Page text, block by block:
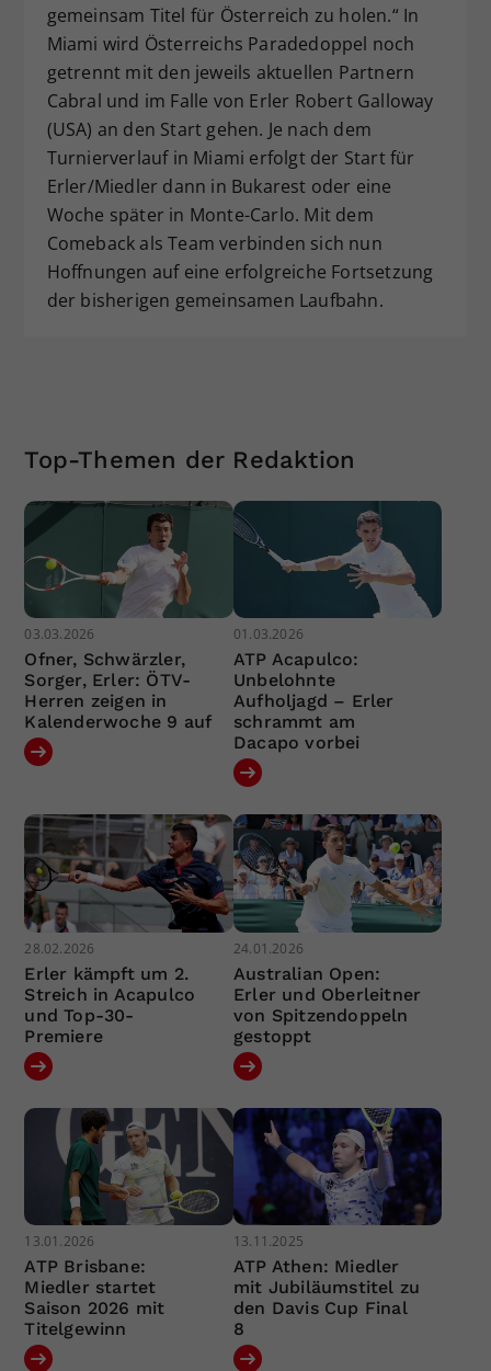
gemeinsam Titel für Österreich zu holen.“ In
Miami wird Österreichs Paradedoppel noch
getrennt mit den jeweils aktuellen Partnern
Cabral und im Falle von Erler Robert Galloway
(USA) an den Start gehen. Je nach dem
Turnierverlauf in Miami erfolgt der Start für
Erler/Miedler dann in Bukarest oder eine
Woche später in Monte-Carlo. Mit dem
Comeback als Team verbinden sich nun
Hoffnungen auf eine erfolgreiche Fortsetzung
der bisherigen gemeinsamen Laufbahn.
Top-Themen der Redaktion
03.03.2026
Ofner, Schwärzler,
Sorger, Erler: ÖTV-
Herren zeigen in
Kalenderwoche 9 auf
01.03.2026
ATP Acapulco:
Unbelohnte
Aufholjagd – Erler
schrammt am
Dacapo vorbei
28.02.2026
Erler kämpft um 2.
Streich in Acapulco
und Top-30-
Premiere
24.01.2026
Australian Open:
Erler und Oberleitner
von Spitzendoppeln
gestoppt
13.01.2026
ATP Brisbane:
Miedler startet
Saison 2026 mit
Titelgewinn
13.11.2025
ATP Athen: Miedler
mit Jubiläumstitel zu
den Davis Cup Final
8